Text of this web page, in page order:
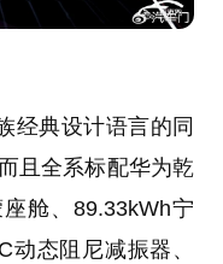
经典设计语言的同
且全系标配华为乾
舱、89.33kWh宁
态阻尼减振器、